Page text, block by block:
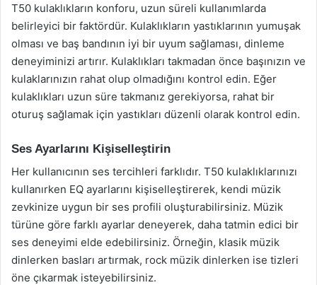
T50 kulaklıkların konforu, uzun süreli kullanımlarda
belirleyici bir faktördür. Kulaklıkların yastıklarının yumuşak
olması ve baş bandının iyi bir uyum sağlaması, dinleme
deneyiminizi artırır. Kulaklıkları takmadan önce başınızın ve
kulaklarınızın rahat olup olmadığını kontrol edin. Eğer
kulaklıkları uzun süre takmanız gerekiyorsa, rahat bir
oturuş sağlamak için yastıkları düzenli olarak kontrol edin.
Ses Ayarlarını Kişiselleştirin
Her kullanıcının ses tercihleri farklıdır. T50 kulaklıklarınızı
kullanırken EQ ayarlarını kişiselleştirerek, kendi müzik
zevkinize uygun bir ses profili oluşturabilirsiniz. Müzik
türüne göre farklı ayarlar deneyerek, daha tatmin edici bir
ses deneyimi elde edebilirsiniz. Örneğin, klasik müzik
dinlerken basları artırmak, rock müzik dinlerken ise tizleri
öne çıkarmak isteyebilirsiniz.